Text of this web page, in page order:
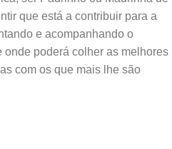
que está a contribuir para a
e acompanhando o
onde poderá colher as melhores
com os que mais lhe são